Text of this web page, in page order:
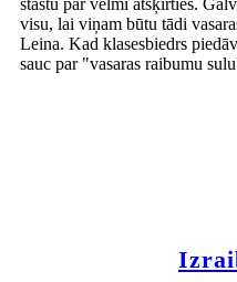
visu, lai viņam būtu tādi
Leina. Kad klasesbiedrs
sauc par "vasaras raibumu